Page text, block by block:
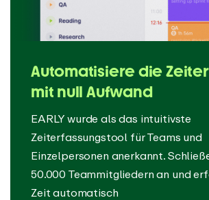
Automatisiere die
mit null Aufwand
EARLY wurde als das intuitivste
Zeiterfassungstool für Teams und
Einzelpersonen anerkannt.
50.000 Teammitgliedern an und
Zeit automatisch